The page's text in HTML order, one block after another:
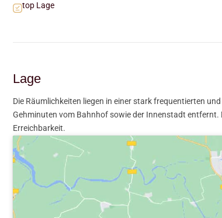
top Lage
Lage
Die Räumlichkeiten liegen in einer stark frequentierten
Gehminuten vom Bahnhof sowie der Innenstadt
Erreichbarkeit.